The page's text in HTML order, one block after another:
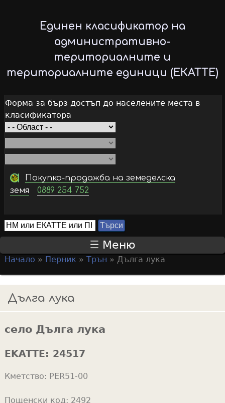
to
main
content
Единен класификатор на
административно-
териториалните и
териториалните единици (ЕКАТТЕ)
Форма за бърз достъп до населените места в
класификатора
Покупко-продажба на земеделска
земя
0889 254 752
S
e
r
c
h
f
r
m
Т
ъ
с
и
Меню
o
u
r
e
e
Начало » Перник » Трън » Дълга лука
Дълга лука
село Дълга лука
EKATTE: 24517
Кметство: PER51-00
Пощенски код: 2492